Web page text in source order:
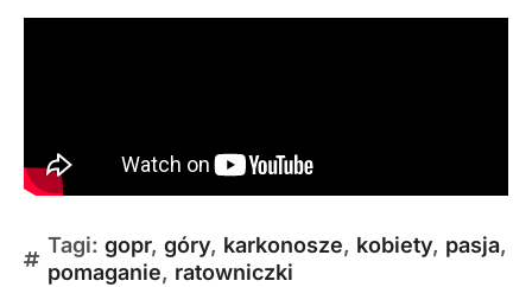
Tagi: gopr, góry, karkonosze, kobiety, pasja,
pomaganie, ratowniczki